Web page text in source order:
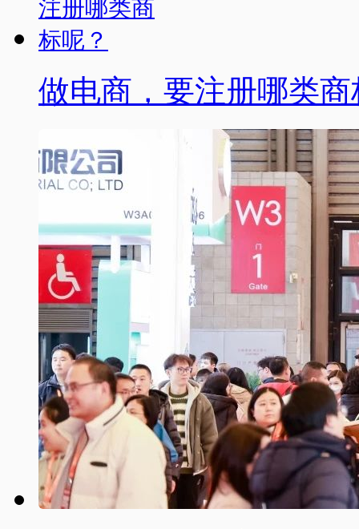
做电商，要注册哪类